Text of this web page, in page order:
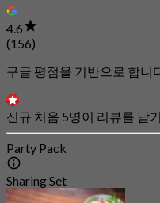
4.6
(156)
구글 평점을 기반으로 합니
신규 처음 5명이 리뷰를 남
Party Pack
Sharing Set